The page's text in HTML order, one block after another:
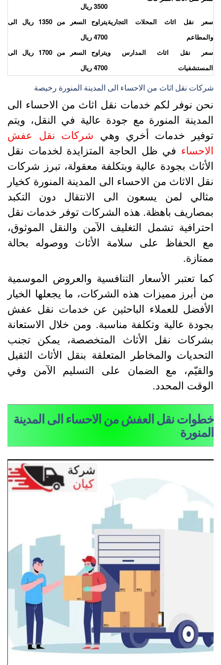
3500 ريال
نقل اثاث المحلات التجارية
يتراوح السعر من 1350 ريال الى
4700 ريال
نقل اثاث المدارس و
يتراوح السعر من 1700 ريال الى
4700 ريال
نقل اثاث من الاحساء الى المدينة المنورة رخيصة
نوفر لكم خدمات نقل اثاث من الاحساء الى
المنورة مع جودة عالية في النقل، ويتم
خدمات أخري وهي شركات نقل عفش
في ظل الحاجة المتزايدة لخدمات نقل
بجودة عالية وبتكلفة معقولة، تبرز شركات
الاثاث من الاحساء الى المدينة المنورة كخيار
لمن يسعون الى الانتقال دون التكبد
باهظة. هذه الشركات توفر خدمات نقل
تشمل التغليف الآمن والنقل الموثوق،
الحفاظ على سلامة الأثاث ووصوله بحالة
تعتبر الأسعار التنافسية والعروض الموسمية
أبرز مميزات هذه الشركات، ما يجعلها الخيار
للعملاء الباحثين عن خدمات نقل عفش
عالية وتكلفة مناسبة. ومن خلال الاستعانة
نقل الأثاث المتخصصة، يمكن تجنب
والمخاطر المتعلقة بنقل الأثاث الثقيل
مع الضمان على التسليم الآمن وفي
المحدد.
نقل العفش من الاحساء الى المدينة